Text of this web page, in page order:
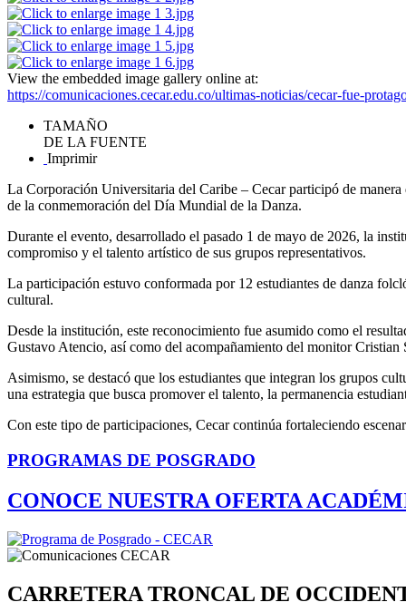
View the embedded image gallery online at:
https://comunicaciones.cecar.edu.co/ultimas-noticias/cecar-fue-
TAMAÑO
DE LA FUENTE
Imprimir
La Corporación Universitaria del Caribe – Cecar participó de
de la conmemoración del Día Mundial de la Danza.
Durante el evento, desarrollado el pasado 1 de mayo de 2026, la
compromiso y el talento artístico de sus grupos representativos.
La participación estuvo conformada por 12 estudiantes de danza
cultural.
Desde la institución, este reconocimiento fue asumido como el
Gustavo Atencio, así como del acompañamiento del monitor
Asimismo, se destacó que los estudiantes que integran los grupos
una estrategia que busca promover el talento, la permanencia
Con este tipo de participaciones, Cecar continúa fortaleciendo
PROGRAMAS DE POSGRADO
CONOCE NUESTRA OFERTA
CARRETERA TRONCAL DE